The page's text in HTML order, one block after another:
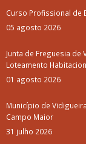
Curso Profissional de
05 agosto 2026
Junta de Freguesia
Loteamento
01 agosto 2026
Município de
Campo Maior
31 julho 2026